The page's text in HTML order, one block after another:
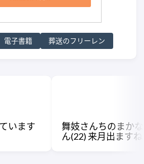
電子書籍 葬送のフリーレン
います
舞妓さんちのまか
ん(22) 来月出ますね